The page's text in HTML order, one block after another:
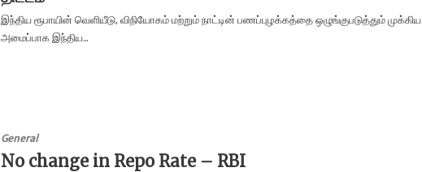
இந்திய ரூபாயின் வெளியீடு, விநியோகம் மற்றும் நாட்டின் பணப்புழக்கத்தை ஒழுங்குபடுத்தும் முக்கிய
அமைப்பாக இந்திய...
General
No change in Repo Rate – RBI